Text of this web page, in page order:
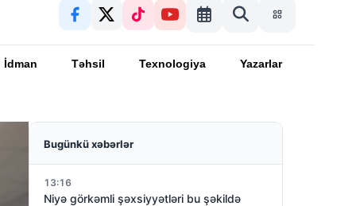
İdman Təhsil Texnologiya Yazarlar
Bugünkü xəbərlər
13:16
Niyə görkəmli şəxsiyyətləri bu şəkildə